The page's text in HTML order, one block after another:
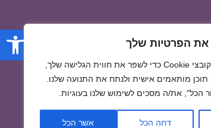
פתח את הפרטיות שלך
אנו משתמשים בקובצי Cookie כדי לשפר את חווית הגלישה שלך,
תוכן מותאמים אישית ולנתח את התנועה שלנו.
הכל", את/ה מסכים לשימוש שלנו בעוגיות.
דחה הכל אשר הכל